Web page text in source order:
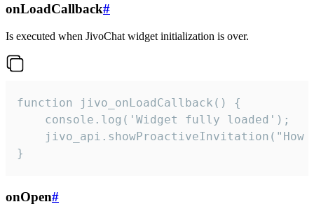
onLoadCallback#
Is executed when JivoChat widget initialization is over.
function jivo_onLoadCallback() {
    console.log('Widget fully loaded');
jivo_api.showProactiveInvitation("How
}
onOpen#